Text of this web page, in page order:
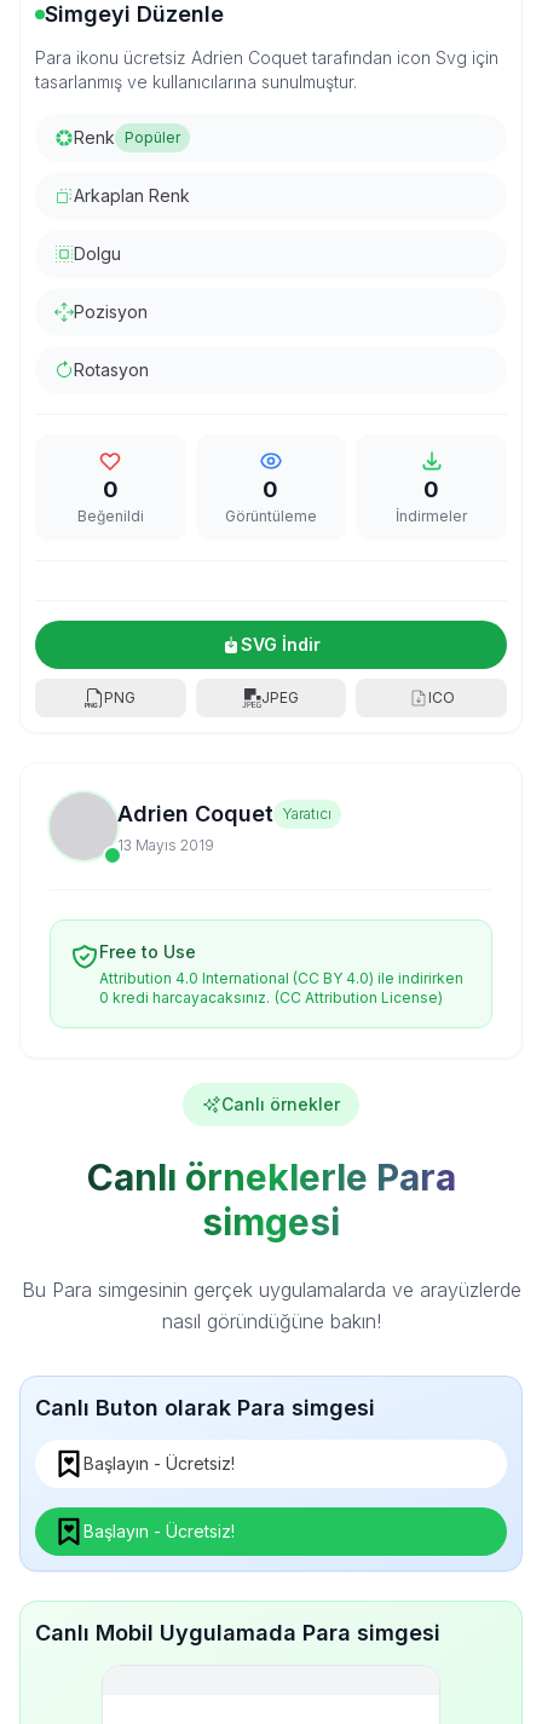
Simgeyi Düzenle
Para ikonu ücretsiz Adrien Coquet tarafından icon Svg için
tasarlanmış ve kullanıcılarına sunulmuştur.
Renk Popüler
Arkaplan Renk
Dolgu
Pozisyon
Rotasyon
0
Beğenildi
0
Görüntüleme
0
İndirmeler
SVG İndir
PNG JPEG ICO
Adrien Coquet Yaratıcı
13 Mayıs 2019
Free to Use
Attribution 4.0 International (CC BY 4.0) ile indirirken
0 kredi harcayacaksınız. (CC Attribution License)
Canlı örnekler
Canlı örneklerle Para
simgesi
Bu Para simgesinin gerçek uygulamalarda ve arayüzlerde
nasıl göründüğüne bakın!
Canlı Buton olarak Para simgesi
Başlayın - Ücretsiz!
Başlayın - Ücretsiz!
Canlı Mobil Uygulamada Para simgesi